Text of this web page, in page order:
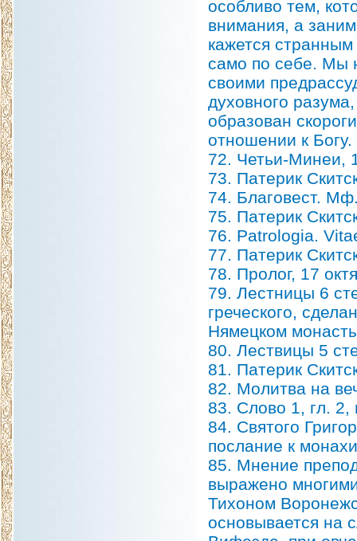
особливо тем,
внимания, а
кажется странным
само по себе. Мы
своими
духовного
образован
отношении к Богу.
72. Четьи-Минеи,
73. Патерик
74. Благовест.
75. Патерик
76. Patrologia.
77. Патерик
78. Пролог, 17
79. Лестницы 6
греческого,
Нямецком
80. Лествицы 5
81. Патерик
82. Молитва на
83. Слово 1, гл. 2,
84. Святого
послание к
85. Мнение
выражено
Тихоном
основывается на